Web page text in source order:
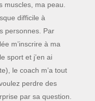
muscles, ma peau.
difficile à
personnes. Par
m’inscrire à ma
sport et j’en ai
le coach m’a tout
perdre des
par sa question.